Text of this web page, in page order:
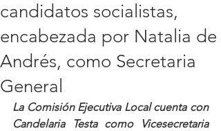
candidatos socialistas,
encabezada por Natalia de
Andrés, como Secretaria
General
La Comisión Ejecutiva Local cuenta con
Candelaria Testa como Vicesecretaria